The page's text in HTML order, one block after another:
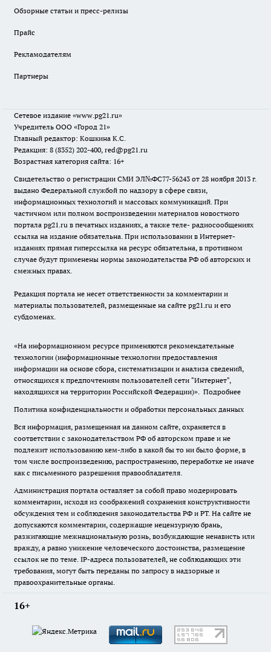
Обзорные статьи и пресс-релизы
Прайс
Рекламодателям
Партнеры
Сетевое издание «www.pg21.ru»
Учредитель ООО «Город 21»
Главный редактор: Кошкина К.С.
Редакция: 8 (8352) 202-400, red@pg21.ru
Возрастная категория сайта: 16+
Свидетельство о регистрации СМИ ЭЛ№ФС77-56243 от 28 ноября 2013 г.
выдано Федеральной службой по надзору в сфере связи,
информационных технологий и массовых коммуникаций. При
частичном или полном воспроизведении материалов новостного
портала pg21.ru в печатных изданиях, а также теле- радиосообщениях
ссылка на издание обязательна. При использовании в Интернет-
изданиях прямая гиперссылка на ресурс обязательна, в противном
случае будут применены нормы законодательства РФ об авторских и
смежных правах.
Редакция портала не несет ответственности за комментарии и
материалы пользователей, размещенные на сайте pg21.ru и его
субдоменах.
«На информационном ресурсе применяются рекомендательные
технологии (информационные технологии предоставления
информации на основе сбора, систематизации и анализа сведений,
относящихся к предпочтениям пользователей сети "Интернет",
находящихся на территории Российской Федерации)». Подробнее
Политика конфиденциальности и обработки персональных данных
Вся информация, размещенная на данном сайте, охраняется в
соответствии с законодательством РФ об авторском праве и не
подлежит использованию кем-либо в какой бы то ни было форме, в
том числе воспроизведению, распространению, переработке не иначе
как с письменного разрешения правообладателя.
Администрация портала оставляет за собой право модерировать
комментарии, исходя из соображений сохранения конструктивности
обсуждения тем и соблюдения законодательства РФ и РТ. На сайте не
допускаются комментарии, содержащие нецензурную брань,
разжигающие межнациональную рознь, возбуждающие ненависть или
вражду, а равно унижение человеческого достоинства, размещение
ссылок не по теме. IP-адреса пользователей, не соблюдающих эти
требования, могут быть переданы по запросу в надзорные и
правоохранительные органы.
16+